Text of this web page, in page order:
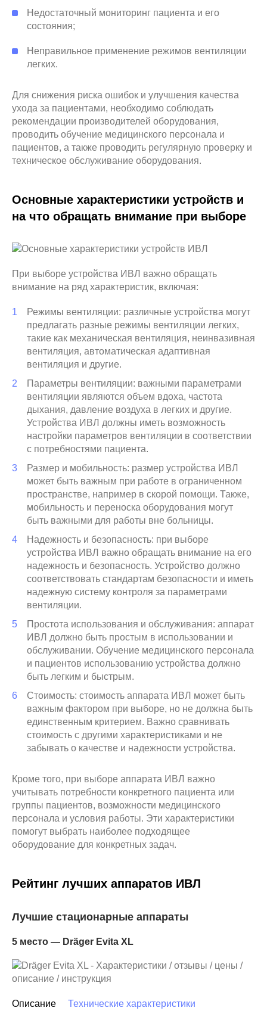
Недостаточный мониторинг пациента и его
состояния;
Неправильное применение режимов вентиляции
легких.
Для снижения риска ошибок и улучшения качества
ухода за пациентами, необходимо соблюдать
рекомендации производителей оборудования,
проводить обучение медицинского персонала и
пациентов, а также проводить регулярную проверку и
техническое обслуживание оборудования.
Основные характеристики устройств и
на что обращать внимание при выборе
При выборе устройства ИВЛ важно обращать
внимание на ряд характеристик, включая:
Режимы вентиляции: различные устройства могут
предлагать разные режимы вентиляции легких,
такие как механическая вентиляция, неинвазивная
вентиляция, автоматическая адаптивная
вентиляция и другие.
Параметры вентиляции: важными параметрами
вентиляции являются объем вдоха, частота
дыхания, давление воздуха в легких и другие.
Устройства ИВЛ должны иметь возможность
настройки параметров вентиляции в соответствии
с потребностями пациента.
Размер и мобильность: размер устройства ИВЛ
может быть важным при работе в ограниченном
пространстве, например в скорой помощи. Также,
мобильность и переноска оборудования могут
быть важными для работы вне больницы.
Надежность и безопасность: при выборе
устройства ИВЛ важно обращать внимание на его
надежность и безопасность. Устройство должно
соответствовать стандартам безопасности и иметь
надежную систему контроля за параметрами
вентиляции.
Простота использования и обслуживания: аппарат
ИВЛ должно быть простым в использовании и
обслуживании. Обучение медицинского персонала
и пациентов использованию устройства должно
быть легким и быстрым.
Стоимость: стоимость аппарата ИВЛ может быть
важным фактором при выборе, но не должна быть
единственным критерием. Важно сравнивать
стоимость с другими характеристиками и не
забывать о качестве и надежности устройства.
Кроме того, при выборе аппарата ИВЛ важно
учитывать потребности конкретного пациента или
группы пациентов, возможности медицинского
персонала и условия работы. Эти характеристики
помогут выбрать наиболее подходящее
оборудование для конкретных задач.
Рейтинг лучших аппаратов ИВЛ
Лучшие стационарные аппараты
5 место — Dräger Evita XL
Описание Технические характеристики